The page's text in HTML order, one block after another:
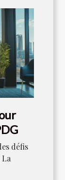
défis
La